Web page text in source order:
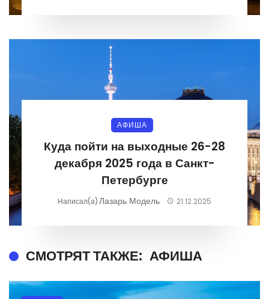
АФИША
Куда пойти на выходные 26-28
декабря 2025 года в Санкт-
Петербурге
Написал(а)Лазарь Модель 21.12.2025
СМОТРЯТ ТАКЖЕ: АФИША